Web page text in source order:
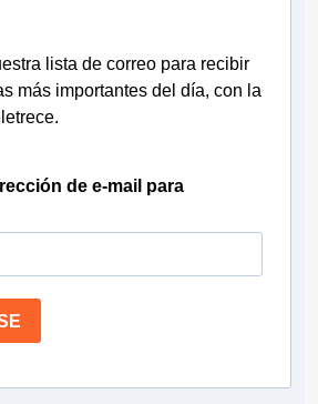
lista de correo para recibir
más importantes del día, con la
de e-mail para